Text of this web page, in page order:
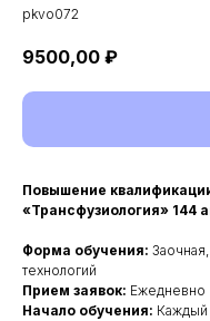
pkvo072
9500,00 ₽
Повышение
«Трансфузиология» 144
Форма обучения:
технологий
Прием заявок: Ежедневно
Начало обучения: Каждый